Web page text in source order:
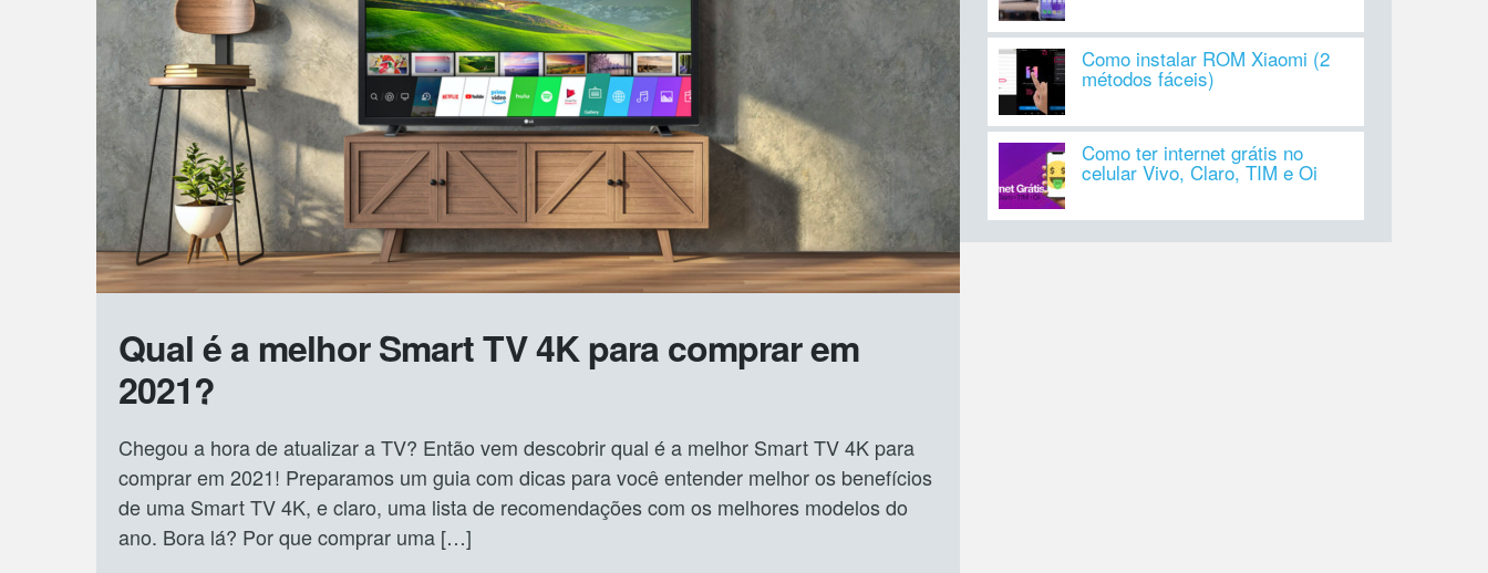
Qual é a melhor Smart TV 4K para comprar em
2021?
Chegou a hora de atualizar a TV? Então vem descobrir qual é a melhor Smart TV 4K para
comprar em 2021! Preparamos um guia com dicas para você entender melhor os benefícios
de uma Smart TV 4K, e claro, uma lista de recomendações com os melhores modelos do
ano. Bora lá? Por que comprar uma […]
Como instalar ROM Xiaomi (2
métodos fáceis)
Como ter internet grátis no
celular Vivo, Claro, TIM e Oi